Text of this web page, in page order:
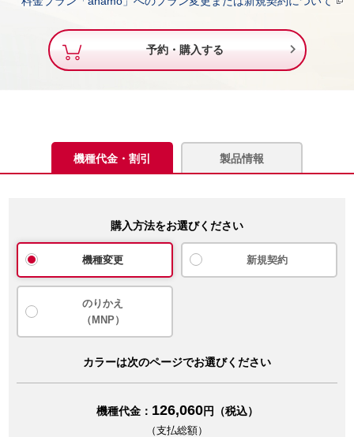
予約・購入する 
機種代金・割引 製品情報
購入方法をお選びください
機種変更 新規契約
のりかえ
（MNP）
カラーは次のページでお選びください
機種代金： 126,060円（税込）
（支払総額）